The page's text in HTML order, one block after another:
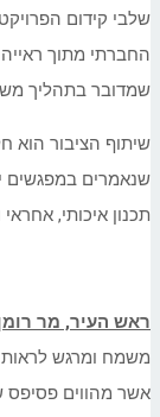
שלבי קידום
החברתי מתוך
שמדובר בתהליך
שיתוף הציבור הוא
שנאמרים במפגשים
תכנון איכותי,
ראש העיר, מר
משמח ומרגש
אשר מהווים פסיפס